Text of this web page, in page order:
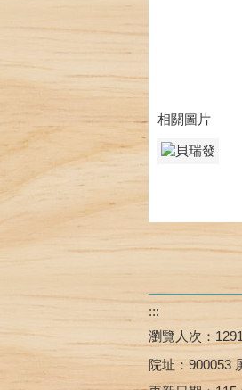
相關圖片
:::
瀏覽人次： 1291
院址：900053